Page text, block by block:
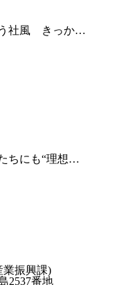
う社風 きっか…
ちにも“理想…
業振興課)
2537番地